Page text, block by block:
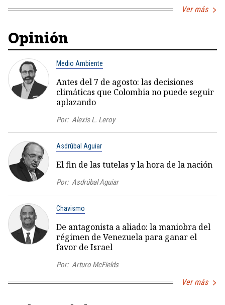
Ver más
Opinión
Medio Ambiente
Antes del 7 de agosto: las decisiones
climáticas que Colombia no puede seguir
aplazando
Por: Alexis L. Leroy
Asdrúbal Aguiar
El fin de las tutelas y la hora de la nación
Por: Asdrúbal Aguiar
Chavismo
De antagonista a aliado: la maniobra del
régimen de Venezuela para ganar el
favor de Israel
Por: Arturo McFields
Ver más